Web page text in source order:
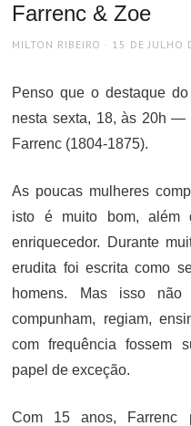
Farrenc & Zoe
AUTHOR
MILTON RIBEIRO
POSTED
15 DE JULHO
Penso que o destaque
nesta sexta, 18, às 20h —
Farrenc (1804-1875).
As poucas mulheres
isto é muito bom, além
enriquecedor. Durante
erudita foi escrita como
homens. Mas isso não
compunham, regiam,
com frequência fossem
papel de exceção.
Com 15 anos, Farrenc